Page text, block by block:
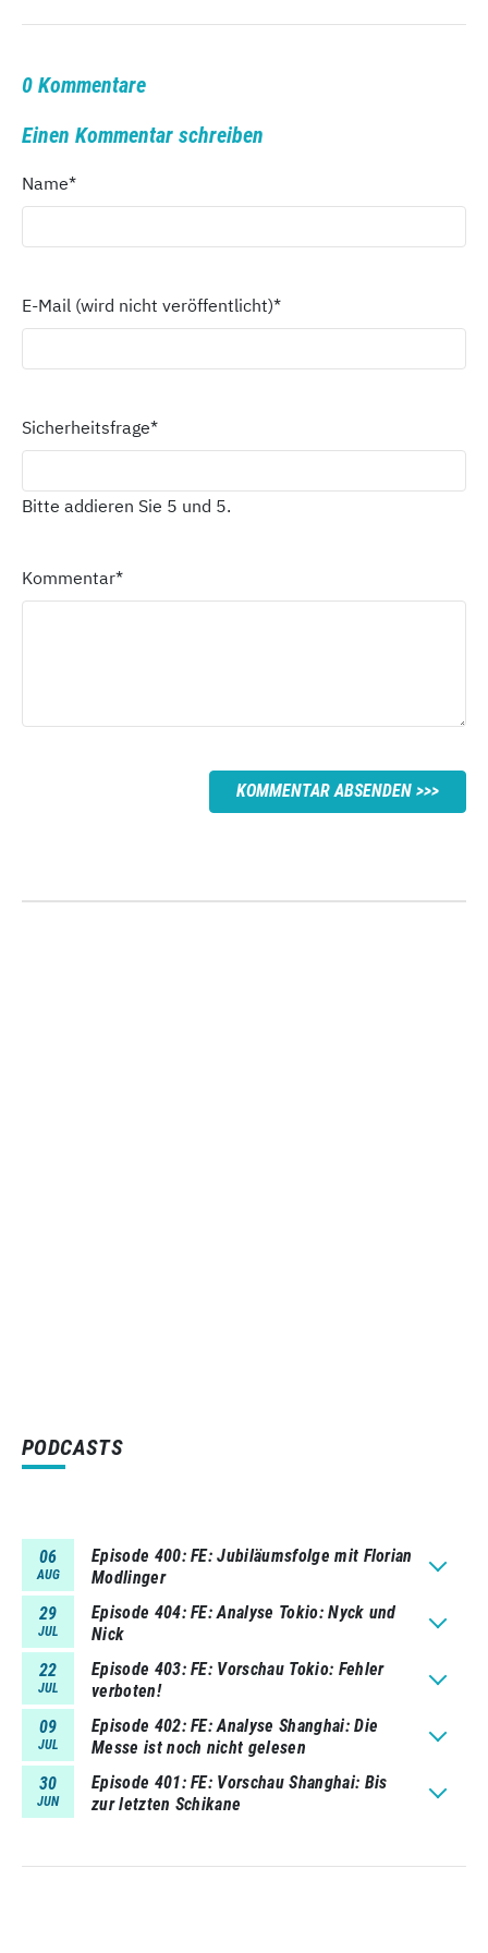
0 Kommentare
Einen Kommentar schreiben
Name*
E-Mail (wird nicht veröffentlicht)*
Sicherheitsfrage*
Bitte addieren Sie 5 und 5.
Kommentar*
KOMMENTAR ABSENDEN
PODCASTS
06
AUG
Episode 400 FE: Jubiläumsfolge mit Florian
Modlinger
29
JUL
Episode 404 FE: Analyse Tokio: Nyck und
Nick
22
JUL
Episode 403 FE: Vorschau Tokio: Fehler
verboten!
09
JUL
Episode 402 FE: Analyse Shanghai: Die
Messe ist noch nicht gelesen
30
JUN
Episode 401 FE: Vorschau Shanghai: Bis
zur letzten Schikane